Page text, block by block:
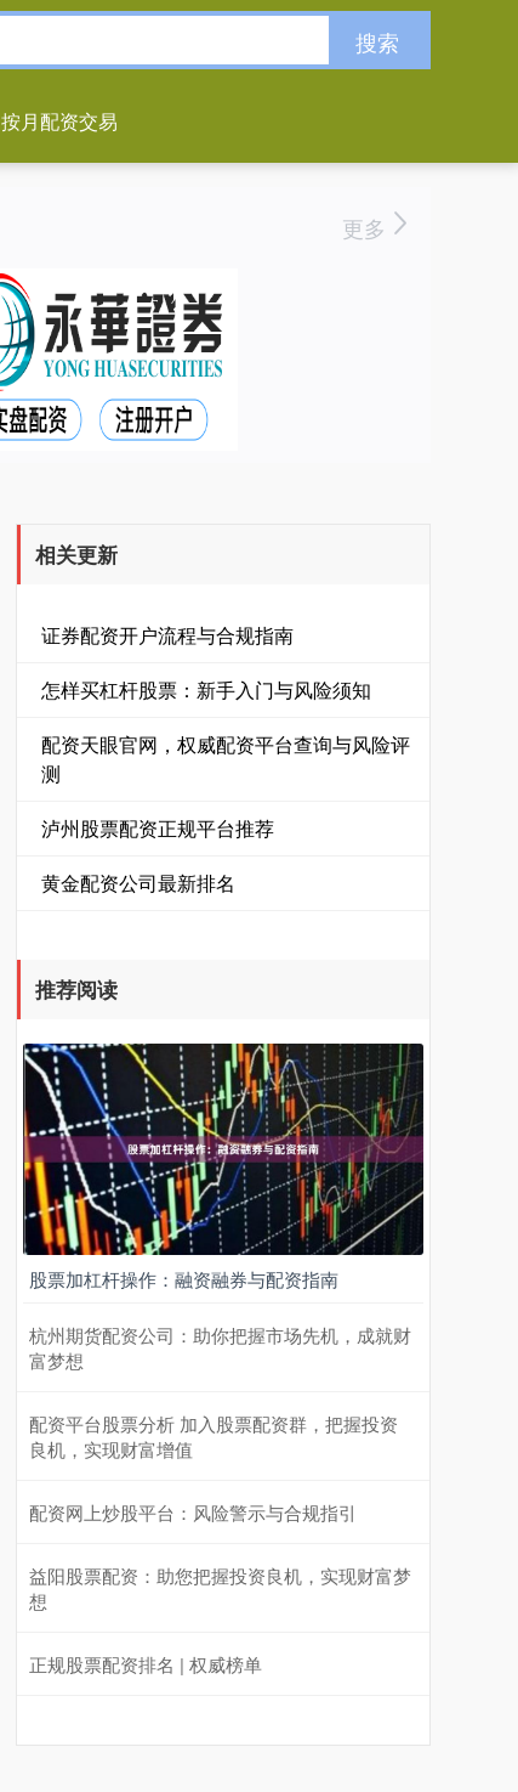
搜索
按月配资交易
更多
相关更新
证券配资开户流程与合规指南
怎样买杠杆股票：新手入门与风险须知
配资天眼官网，权威配资平台查询与风险评
测
泸州股票配资正规平台推荐
黄金配资公司最新排名
推荐阅读
股票加杠杆操作：融资融券与配资指南
杭州期货配资公司：助你把握市场先机，成就财
富梦想
配资平台股票分析 加入股票配资群，把握投资
良机，实现财富增值
配资网上炒股平台：风险警示与合规指引
益阳股票配资：助您把握投资良机，实现财富梦
想
正规股票配资排名 | 权威榜单